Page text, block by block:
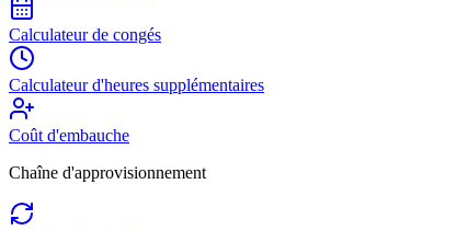
Calculateur de congés
Calculateur d'heures supplémentaires
Coût d'embauche
Chaîne d'approvisionnement